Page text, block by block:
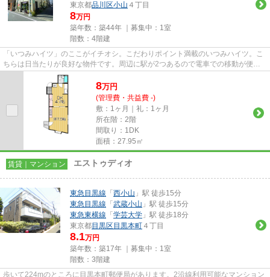
東京都品川区小山 ４丁目
8万円
築年数：築44年 ｜募集中： 1室
階数：4階建
「いつみハイツ」のここがイチオシ。こだわりポイント満載のいつみハイツ。こ
ちらは日当たりが良好な物件です。周辺に駅が2つあるので電車での移動が便利
です。品川区で新しい住環境を...
8万円
(管理費・共益費 -)
敷：1ヶ月｜礼：1ヶ月
所在階：2階
間取り：1DK
面積：27.95㎡
賃貸｜マンション エストゥディオ
東急目黒線 「 西小山 」駅 徒歩15分
東急目黒線 「 武蔵小山 」駅 徒歩15分
東急東横線 「 学芸大学 」駅 徒歩18分
東京都目黒区 目黒本町 ４丁目
8.1万円
築年数：築17年 ｜募集中： 1室
階数：3階建
歩いて224mのところに目黒本町郵便局があります。2沿線利用可能なマンション